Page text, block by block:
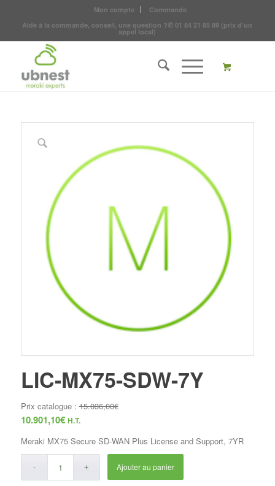
Mon compte
Commande
Aide à la commande, conseil, une question ?✆ 01 84 21 85 89 (prix d'un
appel local)
LIC-MX75-SDW-7Y
Prix catalogue :15.036,00€
10.901,10€ H.T.
Meraki MX75 Secure SD-WAN Plus License and Support, 7YR
Ajouter au panier